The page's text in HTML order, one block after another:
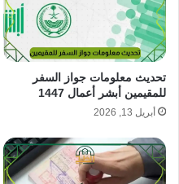
تحديث معلومات جواز السفر
للمقيمين أبشر أعمال 1447
أبريل 13, 2026